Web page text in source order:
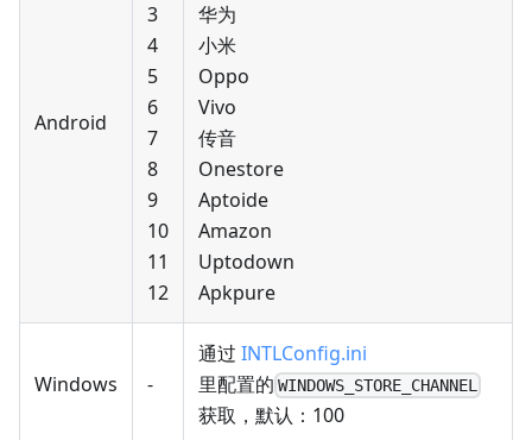
Android
3
4
5
6
7
8
9
10
11
12
华为
小米
Oppo
Vivo
传音
Onestore
Aptoide
Amazon
Uptodown
Apkpure
Windows -
通过 INTLConfig.ini
里配置的 WINDOWS_STORE_CHANNEL
获取，默认：100